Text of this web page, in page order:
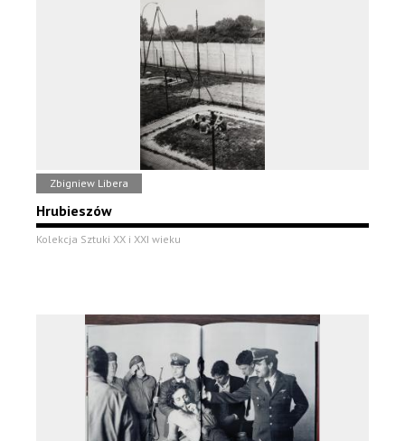
Zbigniew Libera
Hrubieszów
Kolekcja Sztuki XX i XXI wieku